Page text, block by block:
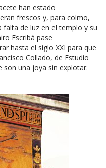
han estado
frescos y, para colmo,
falta de luz en el templo y su
Escribá pase
hasta el siglo XXI para que
Collado, de Estudio
son una joya sin explotar.